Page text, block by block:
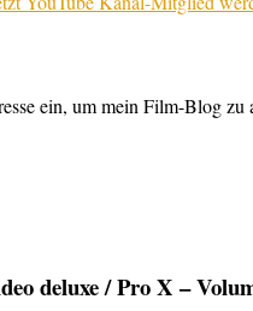
ein, um mein Film-Blog zu
deluxe / Pro X –